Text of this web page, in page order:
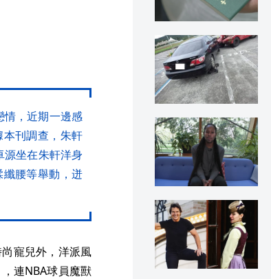
情，近期一邊感
刊調查，朱軒
源坐在朱軒洋身
腰等舉動，迸
寵兒外，洋派風
連NBA球員魔獸